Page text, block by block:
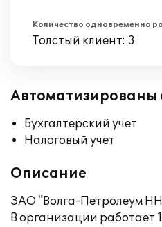
Количество одновременно
Толстый клиент: 3
Бухгалтерский учет
Налоговый учет
Описание
ЗАО "Волга-Петролеум
В организации работает